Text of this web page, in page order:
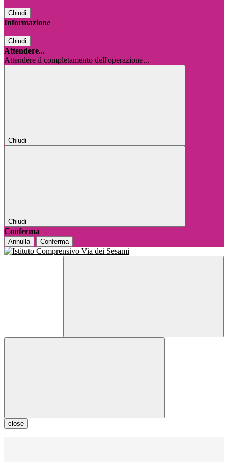
Chiudi
Informazione
Chiudi
Attendere...
Attendere il completamento dell'operazione...
Chiudi
Chiudi
Conferma
Annulla Conferma
close